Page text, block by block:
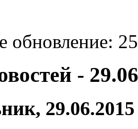
обновление:
-
29.06.2015